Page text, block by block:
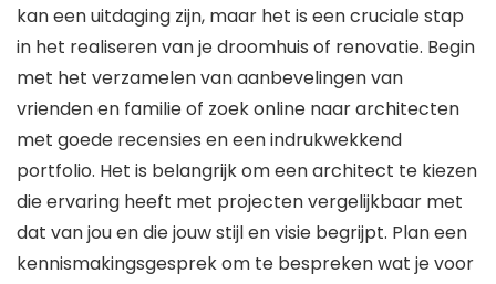
kan een uitdaging zijn, maar het is een cruciale stap
in het realiseren van je droomhuis of renovatie. Begin
met het verzamelen van aanbevelingen van
vrienden en familie of zoek online naar architecten
met goede recensies en een indrukwekkend
portfolio. Het is belangrijk om een architect te kiezen
die ervaring heeft met projecten vergelijkbaar met
dat van jou en die jouw stijl en visie begrijpt. Plan een
kennismakingsgesprek om te bespreken wat je voor